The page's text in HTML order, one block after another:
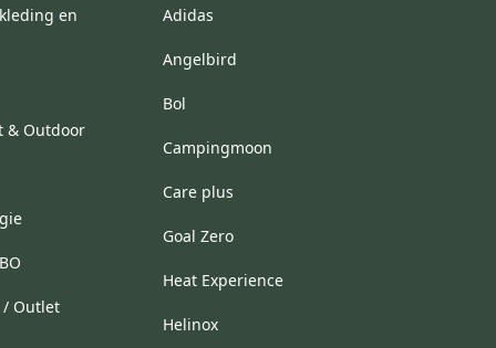
en
& Outdoor
/ Outlet
Adidas
Angelbird
Bol
Campingmoon
Care plus
Goal Zero
Heat Experience
Helinox